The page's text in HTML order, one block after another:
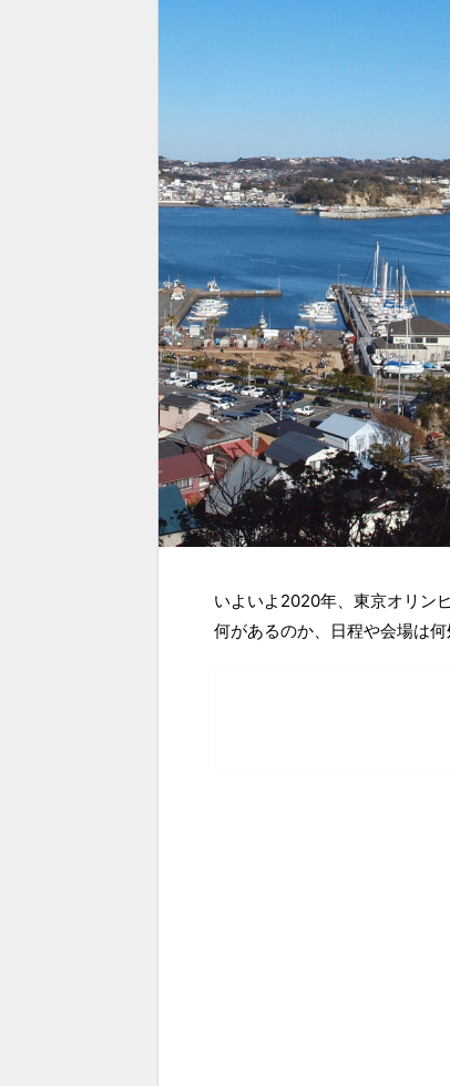
いよいよ2020年、東京オリン
何があるのか、日程や会場は何